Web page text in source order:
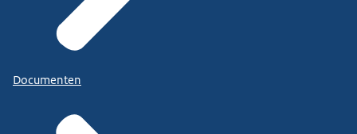
Documenten